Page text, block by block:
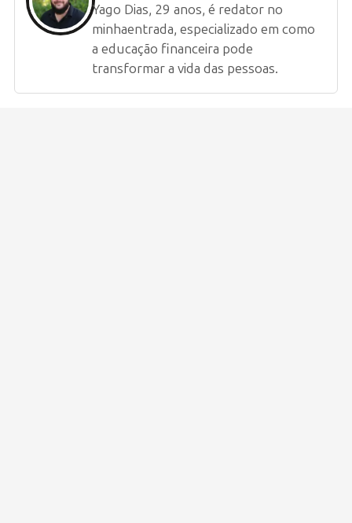
Yago Dias, 29 anos, é redator no
minhaentrada, especializado em como
a educação financeira pode
transformar a vida das pessoas.